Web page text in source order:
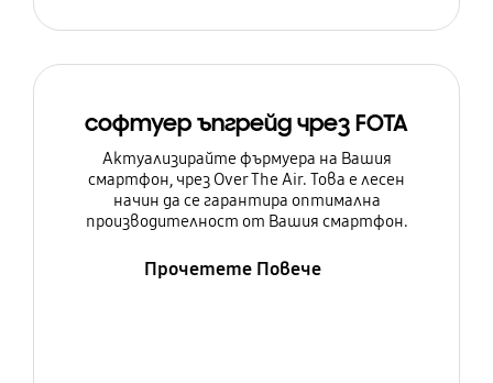
софтуер ъпгрейд чрез FOTA
Актуализирайте фърмуера на Вашия
смартфон, чрез Over The Air. Това е лесен
начин да се гарантира оптимална
производителност от Вашия смартфон.
Прочетете Повече